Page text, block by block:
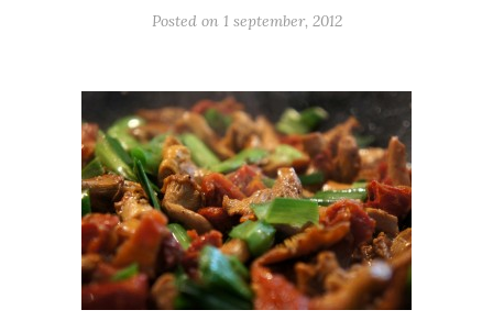
Posted on 1 september, 2012